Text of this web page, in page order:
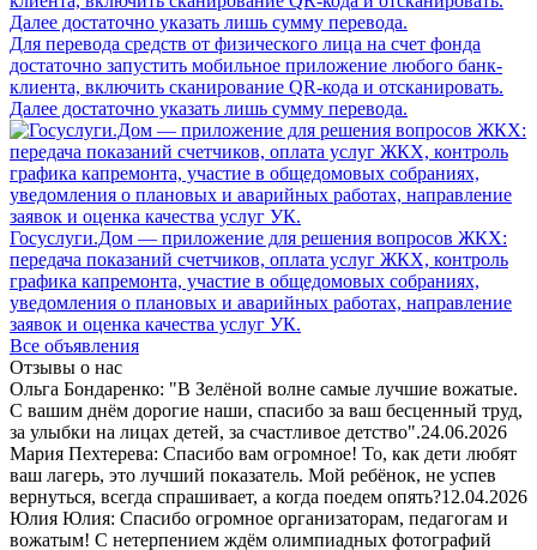
Для перевода средств от физического лица на счет фонда
достаточно запустить мобильное приложение любого банк-
клиента, включить сканирование QR-кода и отсканировать.
Далее достаточно указать лишь сумму перевода.
Госуслуги.Дом — приложение для решения вопросов ЖКХ:
передача показаний счетчиков, оплата услуг ЖКХ, контроль
графика капремонта, участие в общедомовых собраниях,
уведомления о плановых и аварийных работах, направление
заявок и оценка качества услуг УК.
Все объявления
Отзывы о нас
Ольга Бондаренко: "В Зелёной волне самые лучшие вожатые.
С вашим днём дорогие наши, спасибо за ваш бесценный труд,
за улыбки на лицах детей, за счастливое детство".24.06.2026
Мария Пехтерева: Спасибо вам огромное! То, как дети любят
ваш лагерь, это лучший показатель. Мой ребёнок, не успев
вернуться, всегда спрашивает, а когда поедем опять?12.04.2026
Юлия Юлия: Спасибо огромное организаторам, педагогам и
вожатым! С нетерпением ждём олимпиадных фотографий